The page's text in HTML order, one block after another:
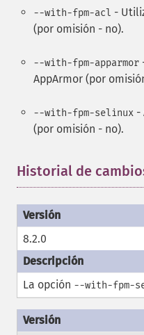
--with-fpm-acl -
(por omisión - no).
--with-fpm-apparmor
AppArmor (por
--with-fpm-selinux -
(por omisión - no).
Historial de
8.2.0
La opción --with-fpm-